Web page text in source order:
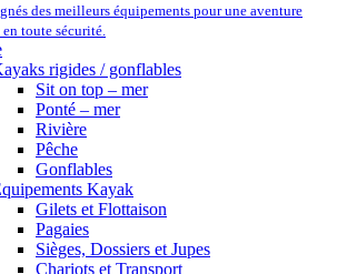
des meilleurs équipements pour une aventure
toute sécurité.
rigides / gonflables
Sit on top – mer
Ponté – mer
Rivière
Pêche
Gonflables
Kayak
Gilets et Flottaison
Pagaies
Sièges, Dossiers et Jupes
Chariots et Transport